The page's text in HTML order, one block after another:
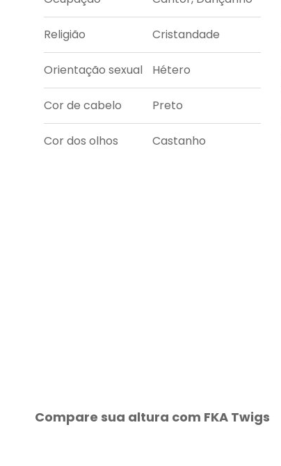
Religião Cristandade
Orientação sexual Hétero
Cor de cabelo Preto
Cor dos olhos Castanho
Compare sua altura com FKA Twigs